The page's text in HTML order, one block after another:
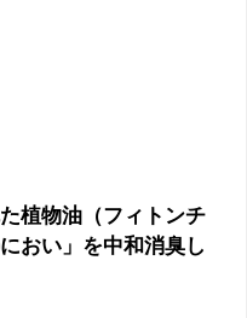
植物油（フィトンチ
おい」を中和消臭し